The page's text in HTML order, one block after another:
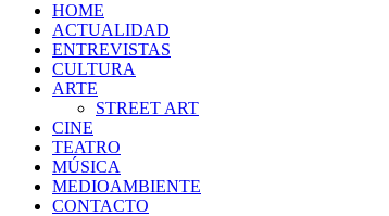
HOME
ACTUALIDAD
ENTREVISTAS
CULTURA
ARTE
STREET ART
CINE
TEATRO
MÚSICA
MEDIOAMBIENTE
CONTACTO